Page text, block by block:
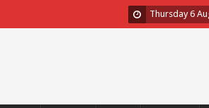
Thursday 6